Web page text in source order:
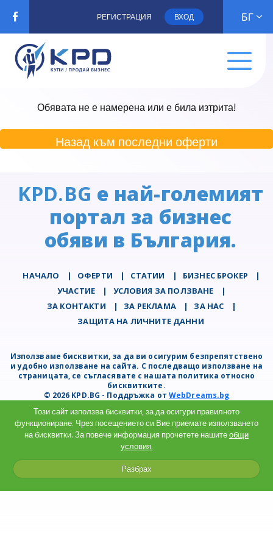
РЕГИСТРАЦИЯ ВХОД БГ
Обявата не е намерена или е била изтрита!
Назад към последни оферти
KPD.BG е най-големият
портал за бизнес
обяви в България.
НАЧАЛО | ОФЕРТИ | СТАТИИ | БИЗНЕС БРОКЕР
|
УЧАСТИЕ
| УСЛОВИЯ ЗА ПОЛЗВАНЕ
|
ЗА КОНТАКТИ
| ЗА РЕКЛАМА | ЗА НАС
|
ЗАЩИТА НА ЛИЧНИТЕ ДАННИ
Използваме бисквитки, за да ви осигурим безпрепятствено
и удобно използване на сайта. С последващо използване на
страницата, се съгласявате с нашата политика относно
бисквитките.
© 2026 KPD.BG - Поддръжка отWebDreams.bg
Този сайт използва бисквитки, за да осигури правилното
функциониране. Чрез посещението си Вие приемате използването
на бисквитки. За повече информация прочетете нашитеобщи
условия.
Разбрах